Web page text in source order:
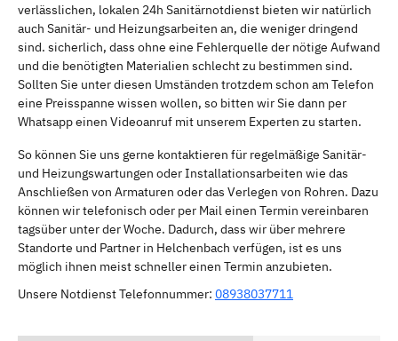
verlässlichen, lokalen 24h Sanitärnotdienst bieten wir natürlich
auch Sanitär- und Heizungsarbeiten an, die weniger dringend
sind. sicherlich, dass ohne eine Fehlerquelle der nötige Aufwand
und die benötigten Materialien schlecht zu bestimmen sind.
Sollten Sie unter diesen Umständen trotzdem schon am Telefon
eine Preisspanne wissen wollen, so bitten wir Sie dann per
Whatsapp einen Videoanruf mit unserem Experten zu starten.
So können Sie uns gerne kontaktieren für regelmäßige Sanitär-
und Heizungswartungen oder Installationsarbeiten wie das
Anschließen von Armaturen oder das Verlegen von Rohren. Dazu
können wir telefonisch oder per Mail einen Termin vereinbaren
tagsüber unter der Woche. Dadurch, dass wir über mehrere
Standorte und Partner in Helchenbach verfügen, ist es uns
möglich ihnen meist schneller einen Termin anzubieten.
Unsere Notdienst Telefonnummer: 08938037711